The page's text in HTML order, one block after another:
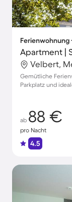
Ferienwohnung
Apartment |
Velbert,
Gemütliche
Parkplatz und
ab 88 €
pro Nacht
4.5